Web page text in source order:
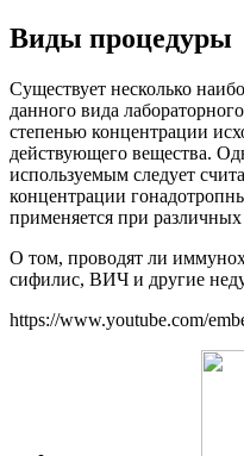
Виды процедуры
Существует несколько
данного вида
степенью концентрации
действующего вещества.
используемым следует
концентрации
применяется при
О том, проводят ли
сифилис, ВИЧ и другие
https://www.youtube.com/